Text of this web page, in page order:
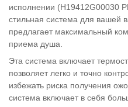
исполнении (H19412G00030
стильная система для вашей
предлагает максимальный
приема душа.
Эта система включает
позволяет легко и точно
избежать риска получения
система включает в себя